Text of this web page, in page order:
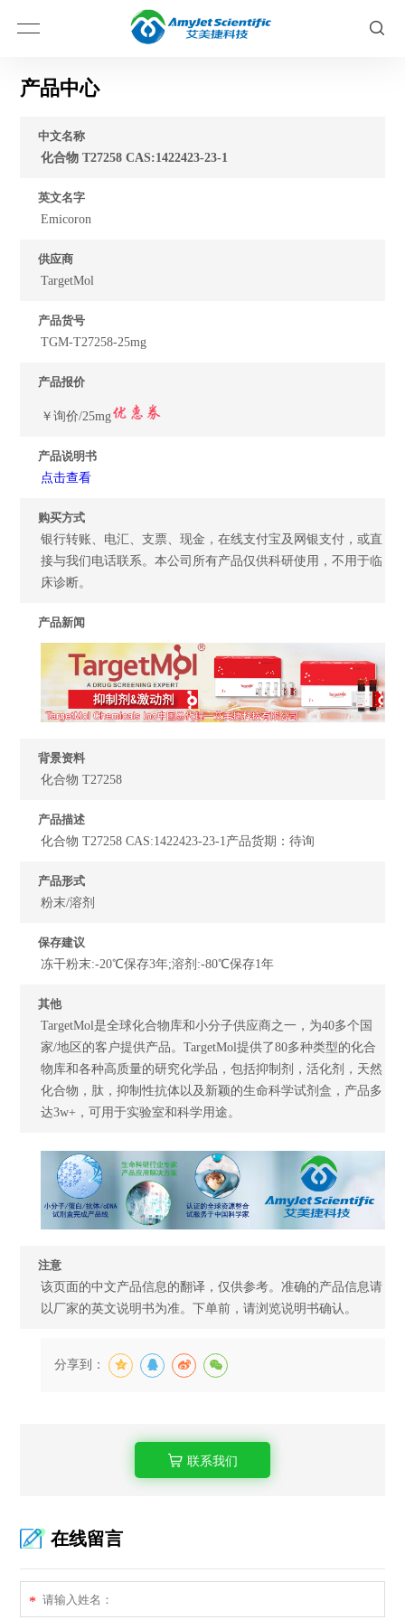
产品中心
中文名称
化合物 T27258 CAS:1422423-23-1
英文名字
Emicoron
供应商
TargetMol
产品货号
TGM-T27258-25mg
产品报价
￥询价/25mg
产品说明书
点击查看
购买方式
银行转账、电汇、支票、现金，在线支付宝及网银支付，或直
接与我们电话联系。本公司所有产品仅供科研使用，不用于临
床诊断。
产品新闻
背景资料
化合物 T27258
产品描述
化合物 T27258 CAS:1422423-23-1产品货期：待询
产品形式
粉末/溶剂
保存建议
冻干粉末:-20℃保存3年;溶剂:-80℃保存1年
其他
TargetMol是全球化合物库和小分子供应商之一，为40多个国
家/地区的客户提供产品。TargetMol提供了80多种类型的化合
物库和各种高质量的研究化学品，包括抑制剂，活化剂，天然
化合物，肽，抑制性抗体以及新颖的生命科学试剂盒，产品多
达3w+，可用于实验室和科学用途。
注意
该页面的中文产品信息的翻译，仅供参考。准确的产品信息请
以厂家的英文说明书为准。下单前，请浏览说明书确认。
分享到：
联系我们
在线留言
*